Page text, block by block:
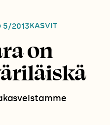
5/2013KASVIT
on